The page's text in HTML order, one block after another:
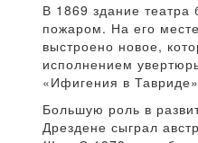
В 1869 здание театра
пожаром. На его
выстроено новое,
исполнением
«Ифигения в
Большую роль в
Дрездене сыграл